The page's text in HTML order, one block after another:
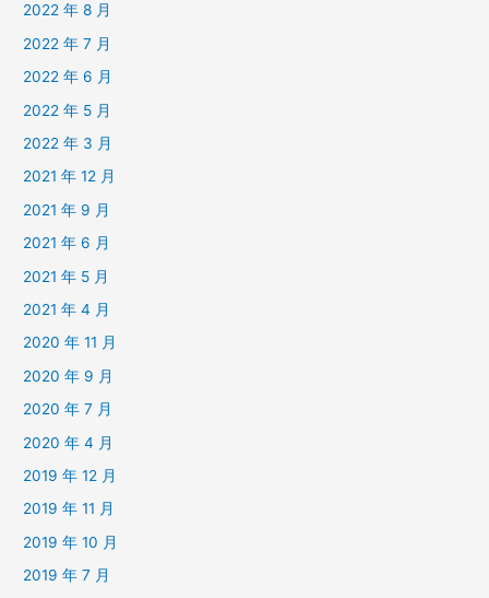
2022 年 8 月
2022 年 7 月
2022 年 6 月
2022 年 5 月
2022 年 3 月
2021 年 12 月
2021 年 9 月
2021 年 6 月
2021 年 5 月
2021 年 4 月
2020 年 11 月
2020 年 9 月
2020 年 7 月
2020 年 4 月
2019 年 12 月
2019 年 11 月
2019 年 10 月
2019 年 7 月